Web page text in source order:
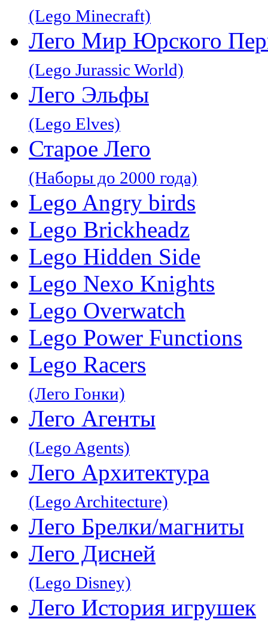
(Lego Minecraft)
Лего Мир Юрского
(Lego Jurassic World)
Лего Эльфы
(Lego Elves)
Старое Лего
(Наборы до 2000 года)
Lego Angry birds
Lego Brickheadz
Lego Hidden Side
Lego Nexo Knights
Lego Overwatch
Lego Power Functions
Lego Racers
(Лего Гонки)
Лего Агенты
(Lego Agents)
Лего Архитектура
(Lego Architecture)
Лего Брелки/магниты
Лего Дисней
(Lego Disney)
Лего История игрушек